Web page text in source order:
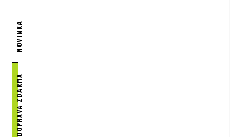
NOVINKA
DOPRAVA ZDARMA